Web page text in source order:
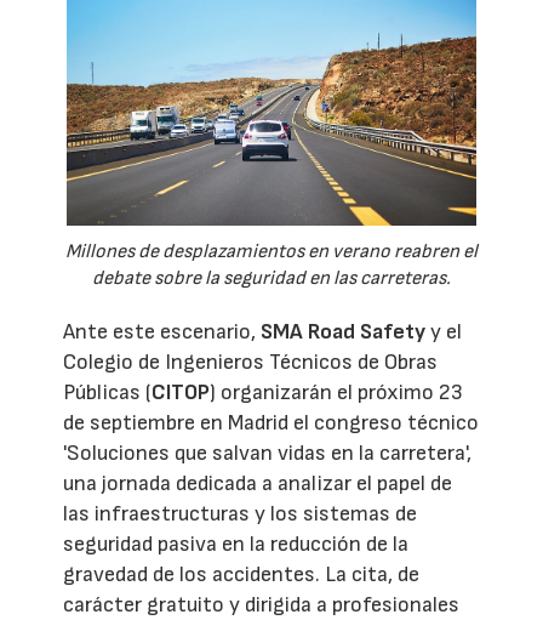
Millones de desplazamientos en verano reabren el
debate sobre la seguridad en las carreteras.
Ante este escenario, SMA Road Safetyy el
Colegio de Ingenieros Técnicos de Obras
Públicas (CITOP) organizarán el próximo 23
de septiembre en Madrid el congreso técnico
'Soluciones que salvan vidas en la carretera',
una jornada dedicada a analizar el papel de
las infraestructuras y los sistemas de
seguridad pasiva en la reducción de la
gravedad de los accidentes. La cita, de
carácter gratuito y dirigida a profesionales